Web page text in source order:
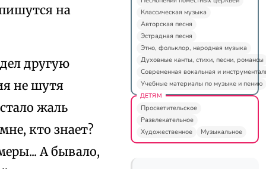
на
другую
не шутя
жаль
кто знает?
А бывало,
Классическая музыка
Авторская песня
Эстрадная песня
Этно, фольклор, народная музыка
Духовные канты, стихи, песни, романсы
Современная вокальная и
Учебные материалы по музыке и пению
ДЕТЯМ
Просветительское
Развлекательное
Художественное
Музыкальное